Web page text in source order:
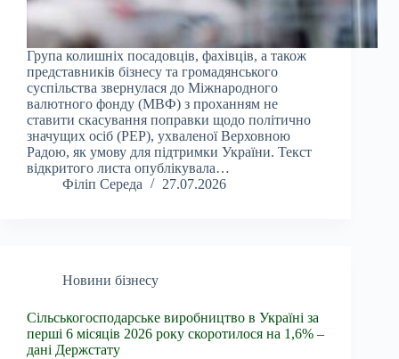
Група колишніх посадовців, фахівців, а також
представників бізнесу та громадянського
суспільства звернулася до Міжнародного
валютного фонду (МВФ) з проханням не
ставити скасування поправки щодо політично
значущих осіб (PEP), ухваленої Верховною
Радою, як умову для підтримки України. Текст
відкритого листа опублікувала…
Філіп Середа
27.07.2026
Новини бізнесу
Сільськогосподарське виробництво в Україні за
перші 6 місяців 2026 року скоротилося на 1,6% –
дані Держстату